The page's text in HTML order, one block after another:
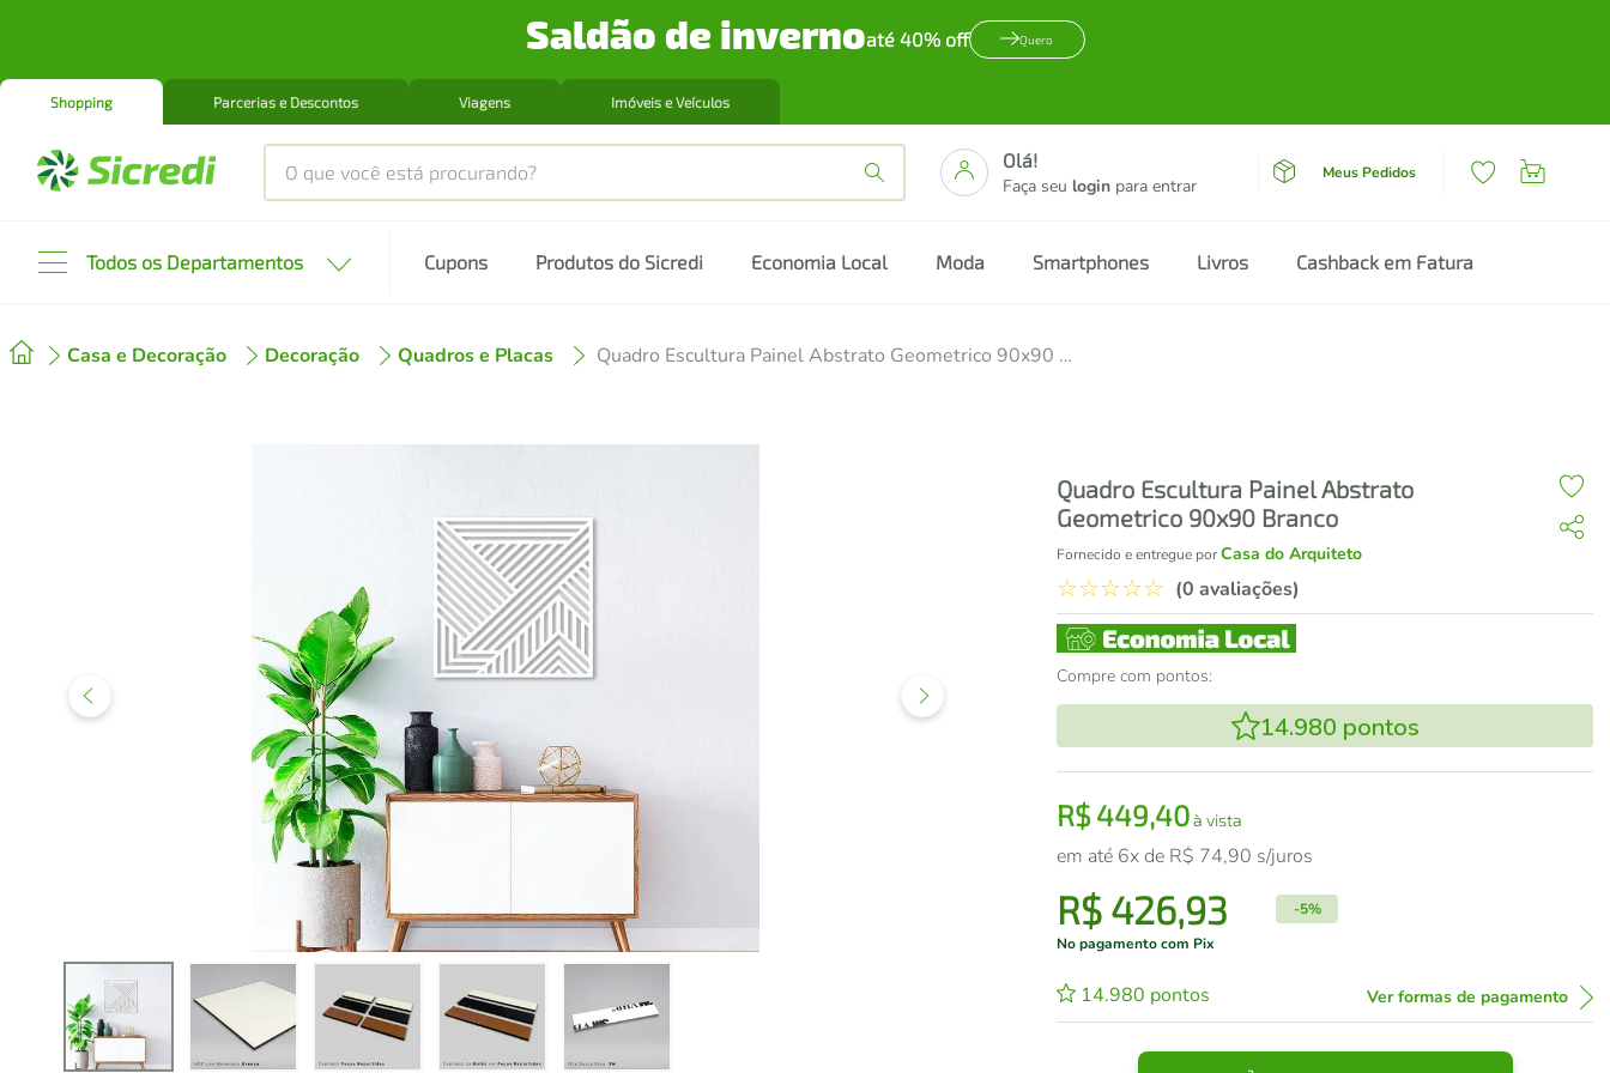
Saldão de invernoaté 40% off Quero
Shopping Parcerias e Descontos Viagens Imóveis e Veículos
O que você está procurando?
Olá!
Faça seu login para entrar
Meus Pedidos
Todos os Departamentos Cupons Produtos do Sicredi Economia Local Moda Smartphones Livros Cashback em Fatura
Casa e Decoração Decoração Quadros e Placas Quadro Escultura Painel Abstrato Geometrico 90x90 Branco
Quadro Escultura Painel Abstrato
Geometrico 90x90 Branco
Fornecido e entregue porCasa do Arquiteto
☆☆☆☆☆ (0 avaliações)
Compre com pontos:
14.980 pontos
R$449,40à vista
em até 6x de R$ 74,90 s/juros
R$ 426,93 -5%
No pagamento com Pix
14.980 pontos Ver formas de pagamento
º cafeteira